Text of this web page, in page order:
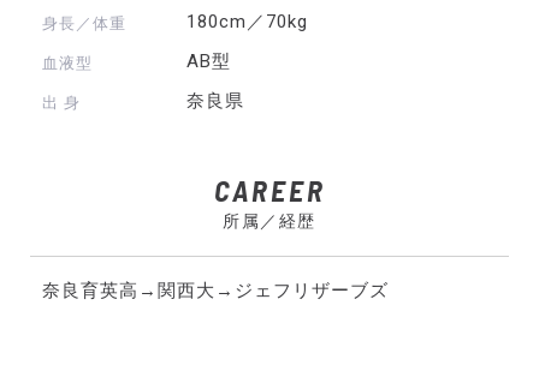
身長／体重 180cm／70kg
血液型 AB型
出 身 奈良県
CAREER
所属／経歴
奈良育英高→関西大→ジェフリザーブズ